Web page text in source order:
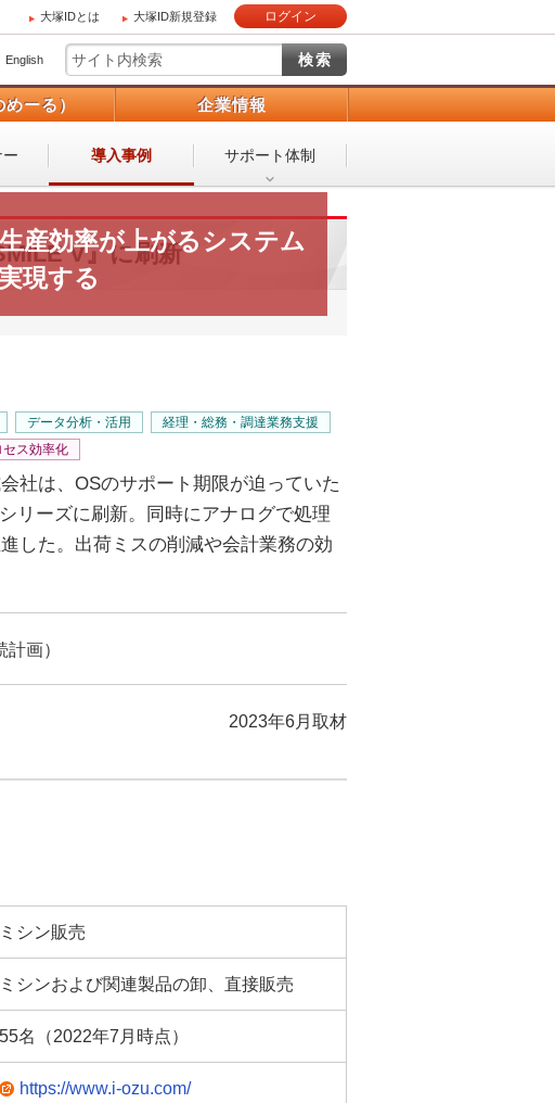
大塚IDとは 大塚ID新規登録 ログイン
English
ーる） 企業情報
導入事例 サポート体制
V』に刷新
産効率が上がるシステム
現する
データ分析・活用
経理・総務・調達業務支援
ス効率化
社は、OSのサポート期限が迫っていた
リーズに刷新。同時にアナログで処理
した。出荷ミスの削減や会計業務の効
画）
2023年6月取材
ミシン販売
ミシンおよび関連製品の卸、直接販売
55名（2022年7月時点）
https://www.i-ozu.com/